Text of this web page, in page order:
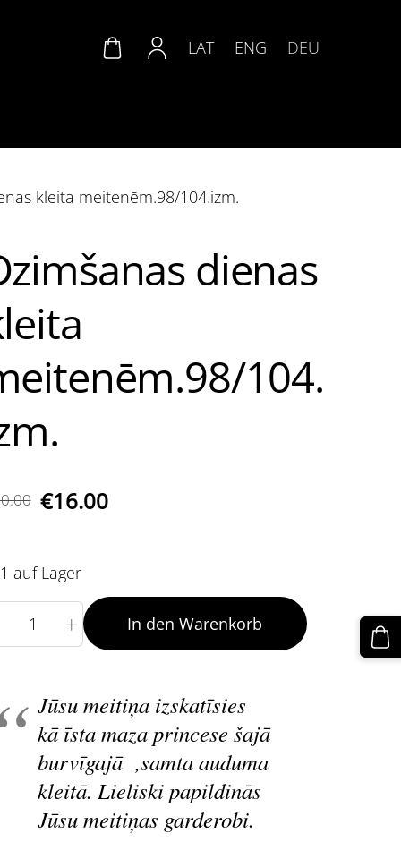
LAT ENG DEU
kleita meitenēm.98/104.izm.
dienas
104.
€16.00
1 auf Lager
+ In den Warenkorb
Jūsu meitiņa izskatīsies
kā īsta maza princese šajā
burvīgajā ,samta auduma
kleitā. Lieliski papildinās
Jūsu meitiņas garderobi.